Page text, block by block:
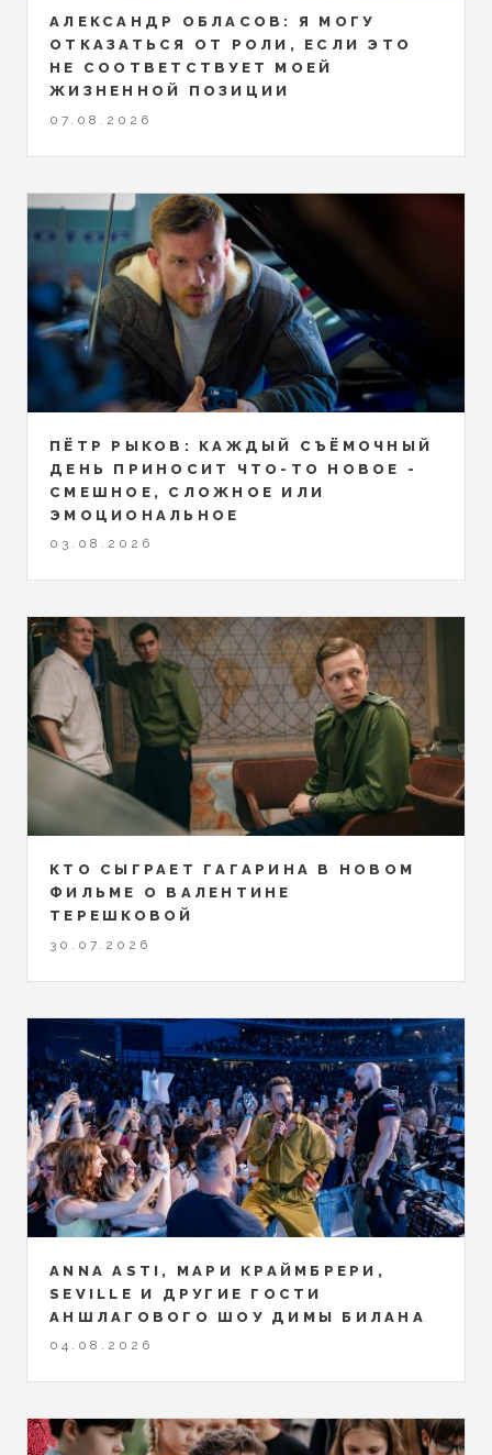
АЛЕКСАНДР ОБЛАСОВ: Я МОГУ
ОТКАЗАТЬСЯ ОТ РОЛИ, ЕСЛИ ЭТО
НЕ СООТВЕТСТВУЕТ МОЕЙ
ЖИЗНЕННОЙ ПОЗИЦИИ
07.08.2026
ПЁТР РЫКОВ: КАЖДЫЙ СЪЁМОЧНЫЙ
ДЕНЬ ПРИНОСИТ ЧТО-ТО НОВОЕ -
СМЕШНОЕ, СЛОЖНОЕ ИЛИ
ЭМОЦИОНАЛЬНОЕ
03.08.2026
КТО СЫГРАЕТ ГАГАРИНА В НОВОМ
ФИЛЬМЕ О ВАЛЕНТИНЕ
ТЕРЕШКОВОЙ
30.07.2026
ANNA ASTI, МАРИ КРАЙМБРЕРИ,
SEVILLE И ДРУГИЕ ГОСТИ
АНШЛАГОВОГО ШОУ ДИМЫ БИЛАНА
04.08.2026